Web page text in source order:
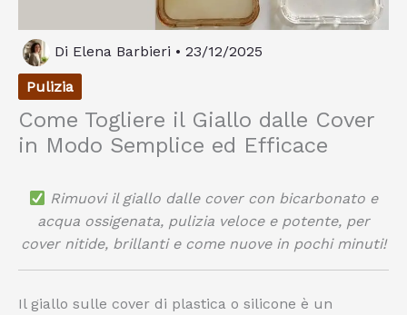
Di Elena Barbieri • 23/12/2025
Pulizia
Come Togliere il Giallo dalle Cover
in Modo Semplice ed Efficace
Rimuovi il giallo dalle cover con bicarbonato e
acqua ossigenata, pulizia veloce e potente, per
cover nitide, brillanti e come nuove in pochi minuti!
Il giallo sulle cover di plastica o silicone è un